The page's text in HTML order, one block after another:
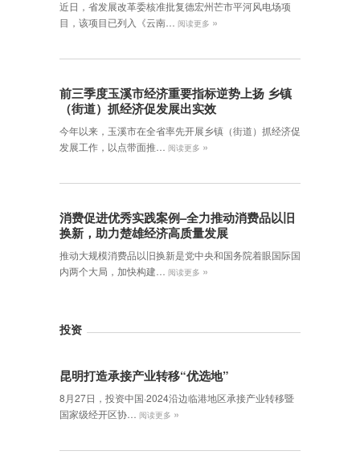
近日，省发展改革委核准批复德宏州芒市平河风电场项
目，该项目已列入《云南…
阅读更多 »
前三季度玉溪市经济重要指标逆势上扬 乡镇
（街道）抓经济促发展出实效
今年以来，玉溪市在全省率先开展乡镇（街道）抓经济促
发展工作，以点带面推…
阅读更多 »
消费促进优秀实践案例–全力推动消费品以旧
换新，助力楚雄经济高质量发展
推动大规模消费品以旧换新是党中央和国务院着眼国际国
内两个大局，加快构建…
阅读更多 »
投资
昆明打造承接产业转移“优选地”
8月27日，投资中国·2024沿边临港地区承接产业转移暨
国家级经开区协…
阅读更多 »